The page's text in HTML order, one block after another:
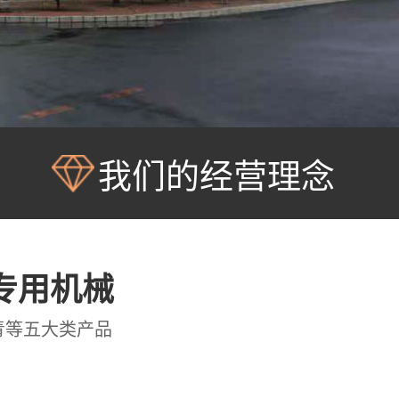
我们的经营理念
用机械
五大类产品